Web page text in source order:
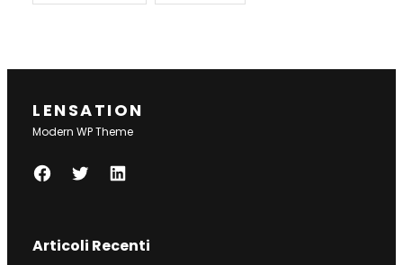
LENSATION
Modern WP Theme
F
E
T
T
L
K
Articoli Recenti